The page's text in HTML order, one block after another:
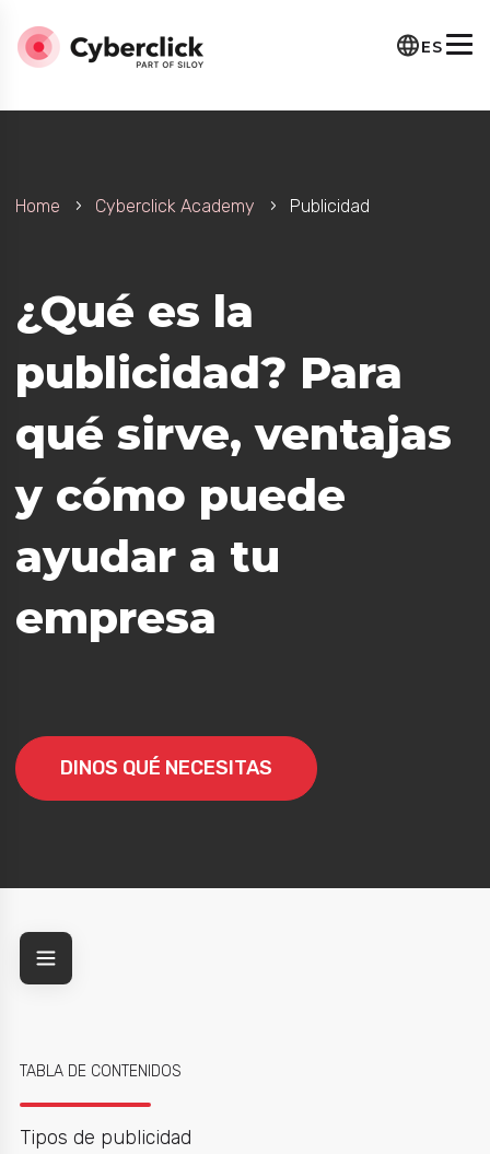
ES
Home Cyberclick Academy Publicidad
¿Qué es la
publicidad? Para
qué sirve, ventajas
y cómo puede
ayudar a tu
empresa
DINOS QUÉ NECESITAS
TABLA DE CONTENIDOS
Tipos de publicidad